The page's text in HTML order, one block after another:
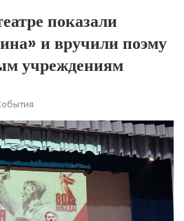
показали
и вручили поэму
учреждениям